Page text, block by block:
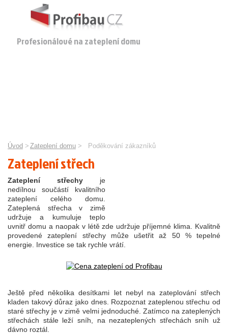
Profesionálové na zateplení domu
Úvod > Zateplení domu > Poděkování zákazníků
Zateplení střech
Zateplení střechy je
nedílnou součástí kvalitního
zateplení celého domu.
Zateplená střecha v zimě
udržuje a kumuluje teplo
uvnitř domu a naopak v létě zde udržuje příjemné klima. Kvalitně
provedené zateplení střechy může ušetřit až 50 % tepelné
energie. Investice se tak rychle vrátí.
Ještě před několika desítkami let nebyl na zateplování střech
kladen takový důraz jako dnes. Rozpoznat zateplenou střechu od
staré střechy je v zimě velmi jednoduché. Zatímco na zateplených
střechách stále leží sníh, na nezateplených střechách sníh už
dávno roztál.